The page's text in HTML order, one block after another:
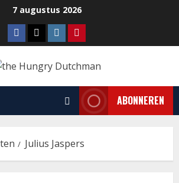
7 augustus 2026
Facebook
TiktokInstagramPinterest
ABONNEREN
Julius Jaspers